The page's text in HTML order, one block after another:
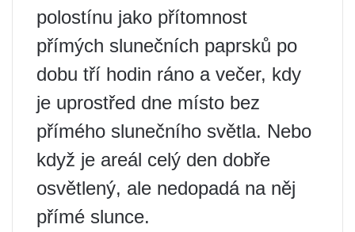
polostínu jako přítomnost
přímých slunečních paprsků po
dobu tří hodin ráno a večer, kdy
je uprostřed dne místo bez
přímého slunečního světla. Nebo
když je areál celý den dobře
osvětlený, ale nedopadá na něj
přímé slunce.